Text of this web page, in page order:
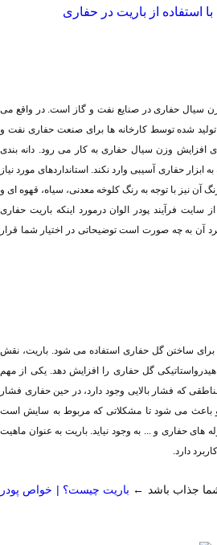
استفاده از باریت در حفاری
دارد.
جذاب باشد ←